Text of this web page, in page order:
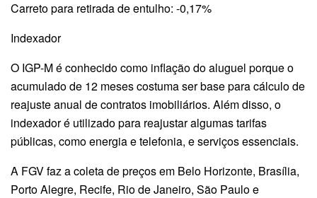
Carreto para retirada de entulho: -0,17%
Indexador
O IGP-M é conhecido como inflação do aluguel porque o
acumulado de 12 meses costuma ser base para cálculo de
reajuste anual de contratos imobiliários. Além disso, o
indexador é utilizado para reajustar algumas tarifas
públicas, como energia e telefonia, e serviços essenciais.
A FGV faz a coleta de preços em Belo Horizonte, Brasília,
Porto Alegre, Recife, Rio de Janeiro, São Paulo e